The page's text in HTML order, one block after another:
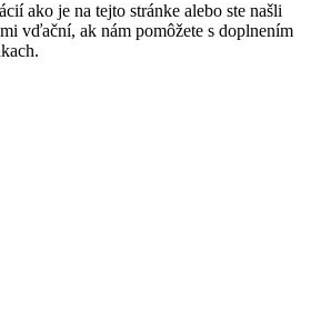
ako je na tejto stránke alebo ste našli
vďační, ak nám pomôžete s doplnením